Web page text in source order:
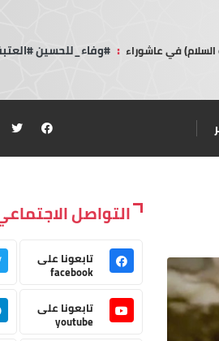
في عاشوراء : #وفاء_للحسين
التواصل
تابعونا على
facebook
تابعونا على
youtube